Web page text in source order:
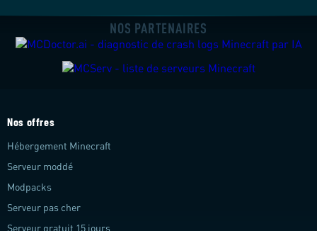
NOS PARTENAIRES
Nos offres
Hébergement Minecraft
Serveur moddé
Modpacks
Serveur pas cher
Serveur gratuit 15 jours